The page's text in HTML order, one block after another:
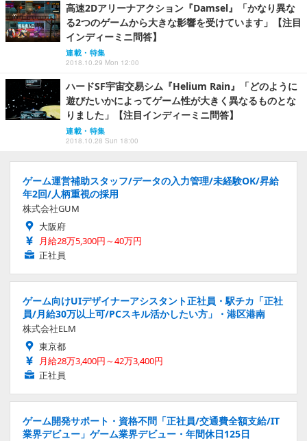
高速2Dアリーナアクション『Damsel』「かなり異な
る2つのゲームから大きな影響を受けています」【注目
インディーミニ問答】
連載・特集
2018.10.29 Mon 12:00
ハードSF宇宙交易シム『Helium Rain』「どのように
遊びたいかによってゲーム性が大きく異なるものとな
りました」【注目インディーミニ問答】
連載・特集
2018.10.28 Sun 18:00
ゲーム運営補助スタッフ/データの入力管理/未経験OK/昇給
年2回/人柄重視の採用
株式会社GUM
大阪府
月給28万5,300円～40万円
正社員
ゲーム向けUIデザイナーアシスタント正社員・駅チカ「正社
員/月給30万以上可/PCスキル活かしたい方」・港区港南
株式会社ELM
東京都
月給28万3,400円～42万3,400円
正社員
ゲーム開発サポート・資格不問「正社員/交通費全額支給/IT
業界デビュー」ゲーム業界デビュー・年間休日125日